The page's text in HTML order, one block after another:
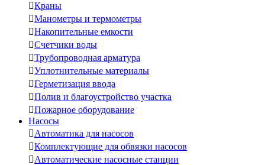
Краны
Манометры и термометры
Накопительные емкости
Счетчики воды
Трубопроводная арматура
Уплотнительные материалы
Герметизация ввода
Полив и благоустройство участка
Пожарное оборудование
Насосы
Автоматика для насосов
Комплектующие для обвязки насосов
Автоматические насосные станции